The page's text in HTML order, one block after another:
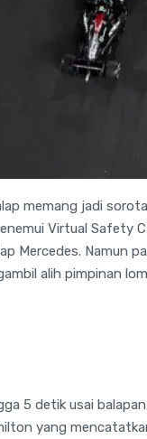
memang jadi
Virtual Safety
Mercedes. Namun
alih pimpinan
5 detik usai
yang